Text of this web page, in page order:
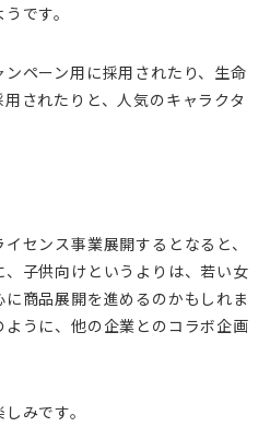
です。
ペーン用に採用されたり、生命
されたりと、人気のキャラクタ
センス事業展開するとなると、
子供向けというよりは、若い女
商品展開を進めるのかもしれま
うに、他の企業とのコラボ企画
みです。